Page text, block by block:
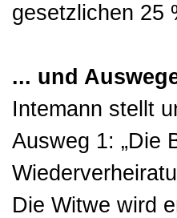
gesetzlichen 25
... und
Intemann stellt
Ausweg 1: „Die
Die Witwe wird